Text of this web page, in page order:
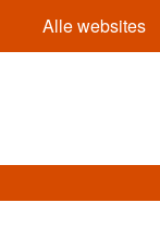
Alle websites